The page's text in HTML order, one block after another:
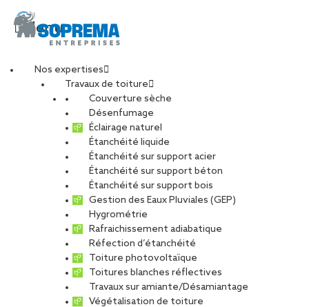
Menu
Nos expertises
Travaux de toiture
Couverture sèche
Désenfumage
Éclairage naturel
Étanchéité liquide
Étanchéité sur support acier
Étanchéité sur support béton
Étanchéité sur support bois
Gestion des Eaux Pluviales (GEP)
Hygrométrie
Rafraichissement adiabatique
Réfection d’étanchéité
Toiture photovoltaïque
Toitures blanches réflectives
Travaux sur amiante/Désamiantage
Végétalisation de toiture
processed-893c5206-
d72c-40c9-8bcf-
PARTAGER
17 mars 2023